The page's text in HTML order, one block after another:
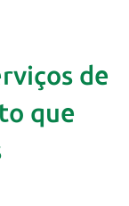
de
que